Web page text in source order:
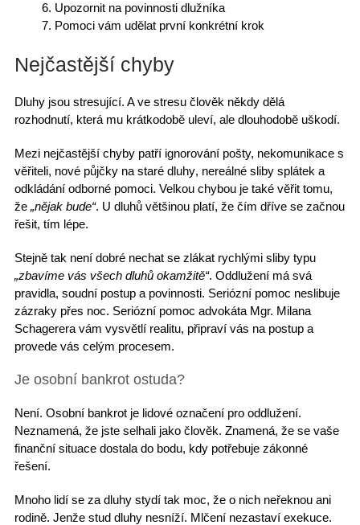
Upozornit na povinnosti dlužníka
Pomoci vám udělat první konkrétní krok
Nejčastější chyby
Dluhy jsou stresující. A ve stresu člověk někdy dělá
rozhodnutí, která mu krátkodobě uleví, ale dlouhodobě uškodí.
Mezi nejčastější chyby patří ignorování pošty, nekomunikace s
věřiteli, nové půjčky na staré dluhy, nereálné sliby splátek a
odkládání odborné pomoci. Velkou chybouje také věřit tomu,
že „nějak bude“. U dluhů většinou platí, že čím dříve se začnou
řešit, tím lépe.
Stejně tak není dobré nechat se zlákat rychlými sliby typu
„zbavíme vás všech dluhů okamžitě“. Oddlužení má svá
pravidla, soudní postup a povinnosti. Seriózní pomoc neslibuje
zázraky přes noc. Seriózní pomoc advokáta Mgr. Milana
Schagereravám vysvětlí realitu, připraví vás na postup a
provede vás celým procesem.
Je osobní bankrot ostuda?
Není. Osobní bankrot je lidové označení pro oddlužení.
Neznamená, že jste selhali jako člověk. Znamená, že se vaše
finanční situacedostala do bodu, kdy potřebuje zákonné
řešení.
Mnoho lidí se za dluhy stydítak moc, že o nich neřeknou ani
rodině. Jenže stud dluhy nesníží. Mlčení nezastaví exekuce.